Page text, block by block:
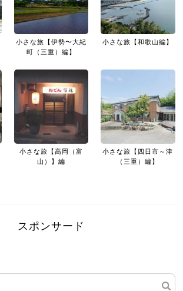
小さな旅【伊勢〜大紀
町（三重）編】
小さな旅【和歌山編】
小さな旅【高岡（富
山）】編
小さな旅【四日市～津
（三重）編】
スポンサード